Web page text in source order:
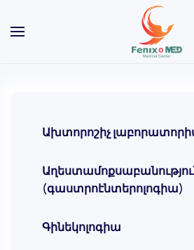
Skip to main content
Ախտորոշիչ
(գաստրոէնտերոլոգիա)
Գինեկոլոգիա